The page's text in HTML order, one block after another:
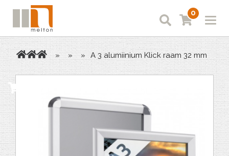
0
» » » A 3 alumiinium Klick raam 32 mm